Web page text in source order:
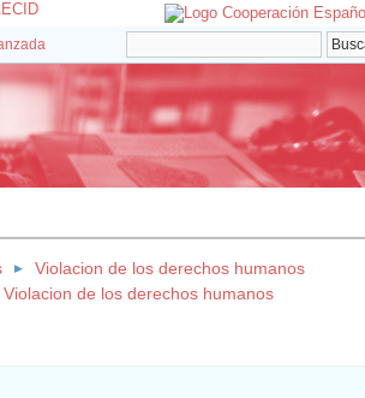
Violacion de los derechos humanos
Violacion de los derechos humanos